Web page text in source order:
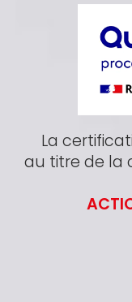
La
au titre de la